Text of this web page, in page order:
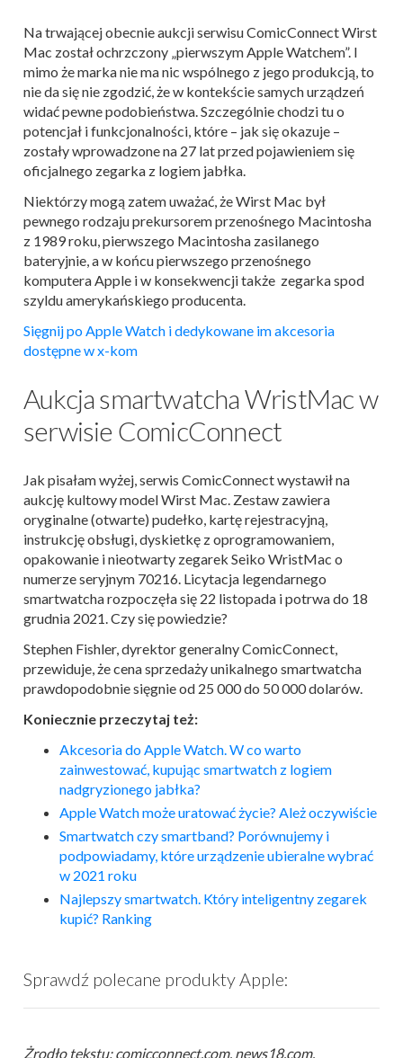
Na trwającej obecnie aukcji serwisu ComicConnect Wirst
Mac został ochrzczony „pierwszym Apple Watchem”. I
mimo że marka nie ma nic wspólnego z jego produkcją, to
nie da się nie zgodzić, że w kontekście samych urządzeń
widać pewne podobieństwa. Szczególnie chodzi tu o
potencjał i funkcjonalności, które – jak się okazuje –
zostały wprowadzone na 27 lat przed pojawieniem się
oficjalnego zegarka z logiem jabłka.
Niektórzy mogą zatem uważać, że Wirst Mac był
pewnego rodzaju prekursorem przenośnego Macintosha
z 1989 roku, pierwszego Macintosha zasilanego
bateryjnie, a w końcu pierwszego przenośnego
komputera Apple i w konsekwencji także zegarka spod
szyldu amerykańskiego producenta.
Sięgnij po Apple Watch i dedykowane im akcesoria
dostępne w x-kom
Aukcja smartwatcha WristMac w
serwisie ComicConnect
Jak pisałam wyżej, serwis ComicConnect wystawił na
aukcję kultowy model Wirst Mac. Zestaw zawiera
oryginalne (otwarte) pudełko, kartę rejestracyjną,
instrukcję obsługi, dyskietkę z oprogramowaniem,
opakowanie i nieotwarty zegarek Seiko WristMac o
numerze seryjnym 70216. Licytacja legendarnego
smartwatcha rozpoczęła się 22 listopada i potrwa do 18
grudnia 2021. Czy się powiedzie?
Stephen Fishler, dyrektor generalny ComicConnect,
przewiduje, że cena sprzedaży unikalnego smartwatcha
prawdopodobnie sięgnie od 25 000 do 50 000 dolarów.
Koniecznie przeczytaj też:
Akcesoria do AppleWatch . W co warto
zainwestować, kupując smartwatch z logiem
nadgryzionego jabłka?
AppleWatchmoże uratować życie? Ależ oczywiście
Smartwatchczy smartband? Porównujemy i
podpowiadamy, które urządzenie ubieralne wybrać
w 2021 roku
Najlepszysmartwatch . Który inteligentny zegarek
kupić? Ranking
Sprawdź polecane produkty Apple:
Żrodło tekstu: comicconnect.com, news18.com,